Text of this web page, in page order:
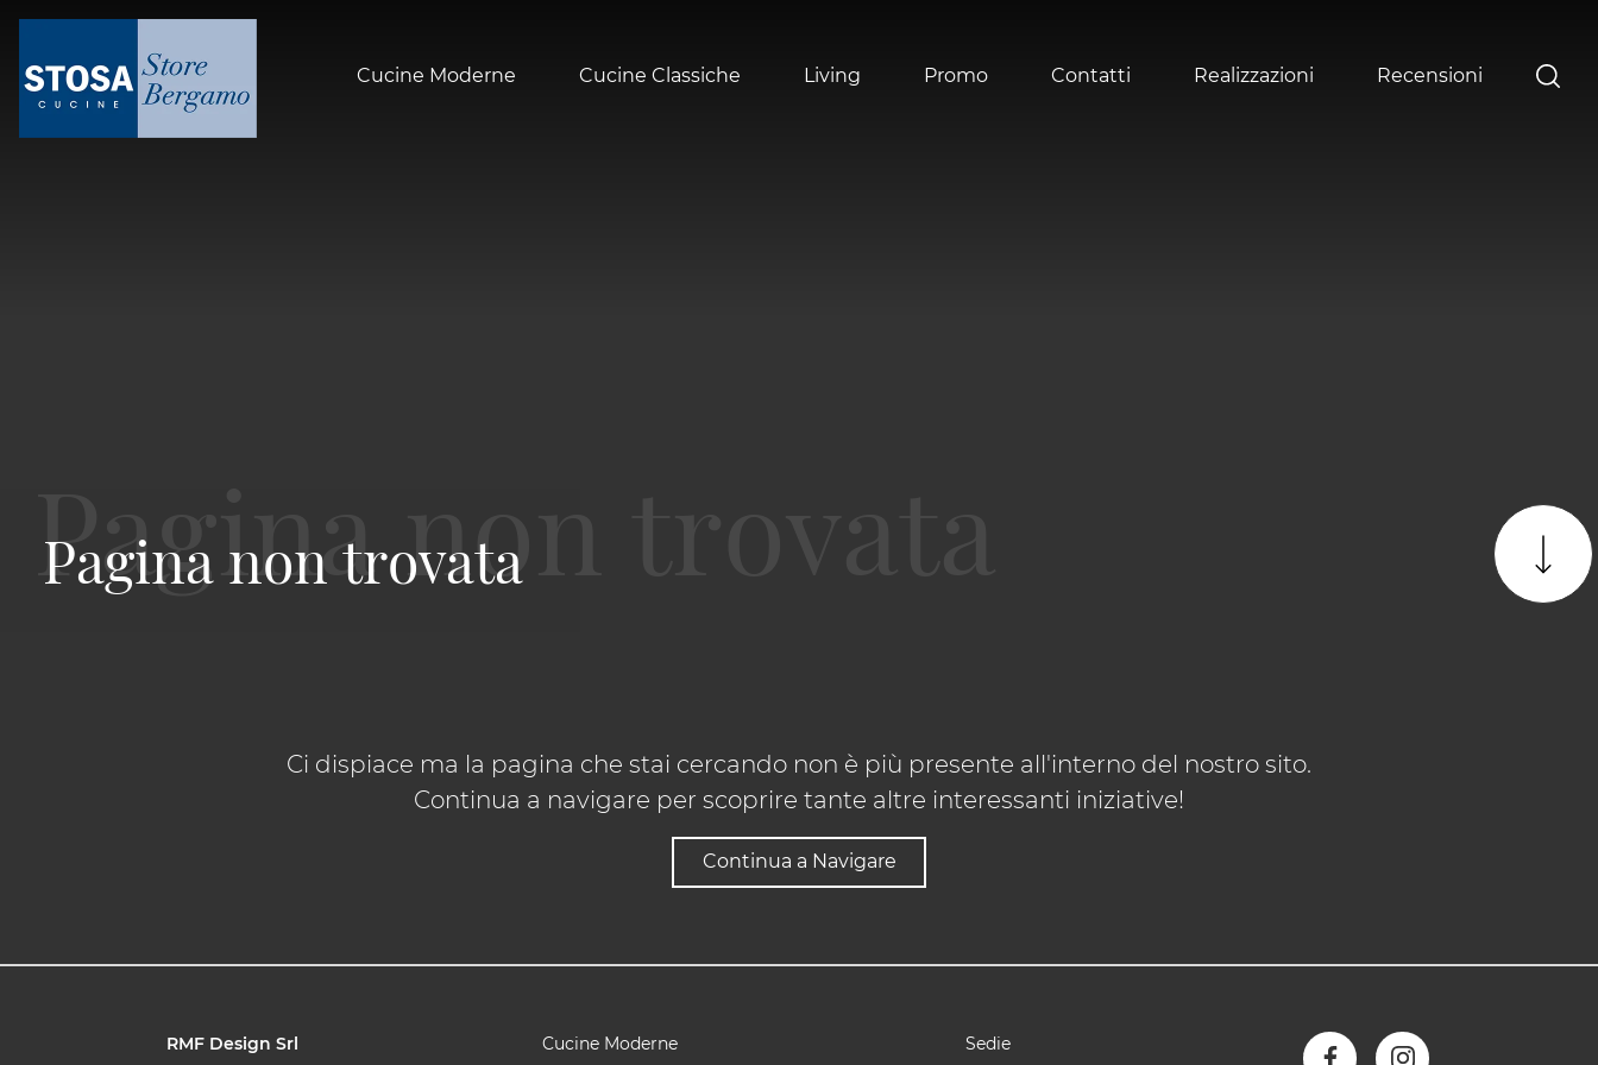
Cucine Moderne Cucine Classiche Living Promo Contatti Realizzazioni Recensioni
Pagina non trovata
Ci dispiace ma la pagina che stai cercando non è più presente all'interno del nostro sito.
Continua a navigare per scoprire tante altre interessanti iniziative!
Continua a Navigare
RMF Design Srl Cucine Moderne Sedie